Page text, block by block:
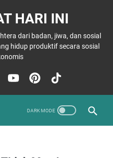
HARI INI
dari badan, jiwa, dan sosial
hidup produktif secara sosial